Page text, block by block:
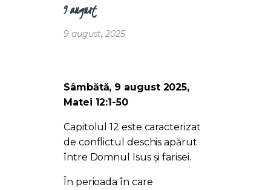
CITIREA BIBLIEI
MISIUNEA BETANIA
LOGIN MEMBER
PORTAL
9 august
9 august, 2025
Sâmbătă, 9 august 2025,
Matei 12:1-50
Capitolul 12 este caracterizat
de conflictul deschis apărut
între Domnul Isus și farisei.
În perioada în care